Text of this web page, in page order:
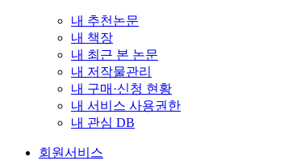
내 추천논문
내 책장
내 최근 본 논문
내 저작물관리
내 구매·신청 현황
내 서비스 사용권한
내 관심 DB
회원서비스